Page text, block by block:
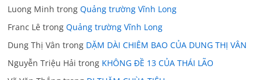
Luong Minh trongQuảng trường Vĩnh Long
Franc Lê trongQuảng trường Vĩnh Long
Dung Thị Vân trong DẶM DÀI CHIÊM BAO CỦA DUNG THỊ VÂN
Nguyễn Triệu Hải trong KHÔNG ĐỀ 13 CỦA THÁI LÃO